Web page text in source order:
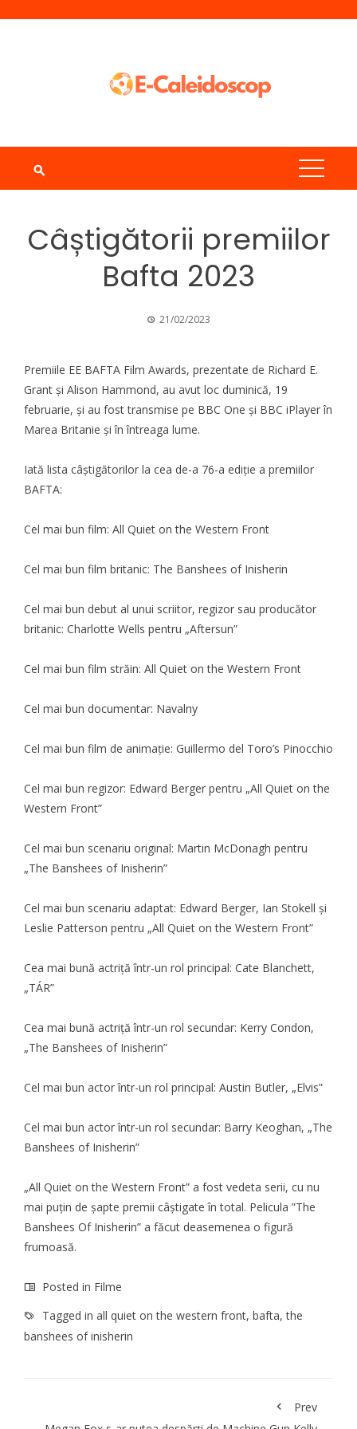
Câștigătorii premiilor
Bafta 2023
21/02/2023
Premiile EE BAFTA Film Awards, prezentate de Richard E.
Grant și Alison Hammond, au avut loc duminică, 19
februarie, și au fost transmise pe BBC One și BBC iPlayer în
Marea Britanie și în întreaga lume.
Iată lista câștigătorilor la cea de-a 76-a ediție a premiilor
BAFTA:
Cel mai bun film: All Quiet on the Western Front
Cel mai bun film britanic: The Banshees of Inisherin
Cel mai bun debut al unui scriitor, regizor sau producător
britanic: Charlotte Wells pentru „Aftersun”
Cel mai bun film străin: All Quiet on the Western Front
Cel mai bun documentar: Navalny
Cel mai bun film de animație: Guillermo del Toro’s Pinocchio
Cel mai bun regizor: Edward Berger pentru „All Quiet on the
Western Front”
Cel mai bun scenariu original: Martin McDonagh pentru
„The Banshees of Inisherin”
Cel mai bun scenariu adaptat: Edward Berger, Ian Stokell și
Leslie Patterson pentru „All Quiet on the Western Front”
Cea mai bună actriță într-un rol principal: Cate Blanchett,
„TÁR”
Cea mai bună actriță într-un rol secundar: Kerry Condon,
„The Banshees of Inisherin”
Cel mai bun actor într-un rol principal: Austin Butler, „Elvis”
Cel mai bun actor într-un rol secundar: Barry Keoghan, „The
Banshees of Inisherin”
„All Quiet on the Western Front” a fost vedeta serii, cu nu
mai puțin de șapte premii câștigate în total. Pelicula ”The
Banshees Of Inisherin” a făcut deasemenea o figură
frumoasă.
Posted in Filme
Tagged in all quiet on the western front, bafta,the
banshees of inisherin
Prev